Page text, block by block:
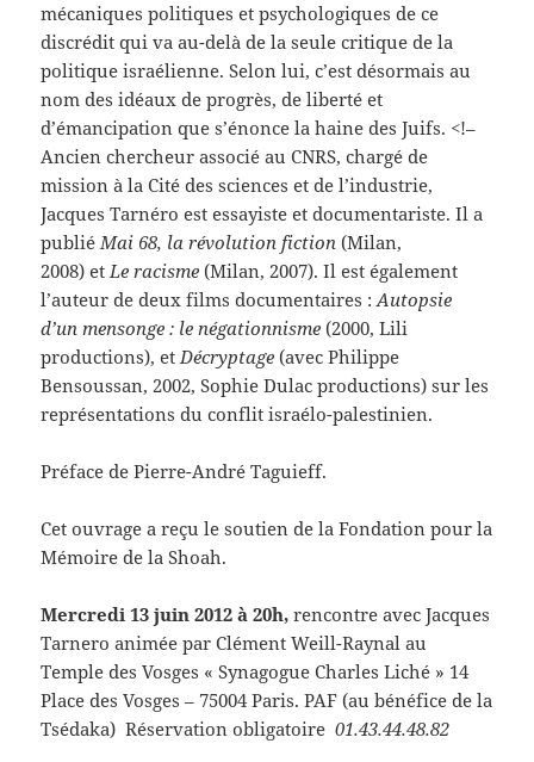
mécaniques politiques et psychologiques de ce
discrédit qui va au-delà de la seule critique de la
politique israélienne. Selon lui, c’est désormais au
nom des idéaux de progrès, de liberté et
d’émancipation que s’énonce la haine des Juifs. <!–
Ancien chercheur associé au CNRS, chargé de
mission à la Cité des sciences et de l’industrie,
Jacques Tarnéro est essayiste et documentariste. Il a
publiéMai 68, la révolution fiction (Milan,
2008) etLe racisme (Milan, 2007). Il est également
l’auteur de deux films documentaires :Autopsie
d’un mensonge : le négationnisme (2000, Lili
productions), etDécryptage (avec Philippe
Bensoussan, 2002, Sophie Dulac productions) sur les
représentations du conflit israélo-palestinien.
Préface de Pierre-André Taguieff.
Cet ouvrage a reçu le soutien de la Fondation pour la
Mémoire de la Shoah.
Mercredi 13 juin 2012 à 20h, rencontre avec Jacques
Tarnero animée par Clément Weill-Raynal au
Temple des Vosges « Synagogue Charles Liché » 14
Place des Vosges – 75004 Paris. PAF (au bénéfice de la
Tsédaka) Réservation obligatoire 01.43.44.48.82